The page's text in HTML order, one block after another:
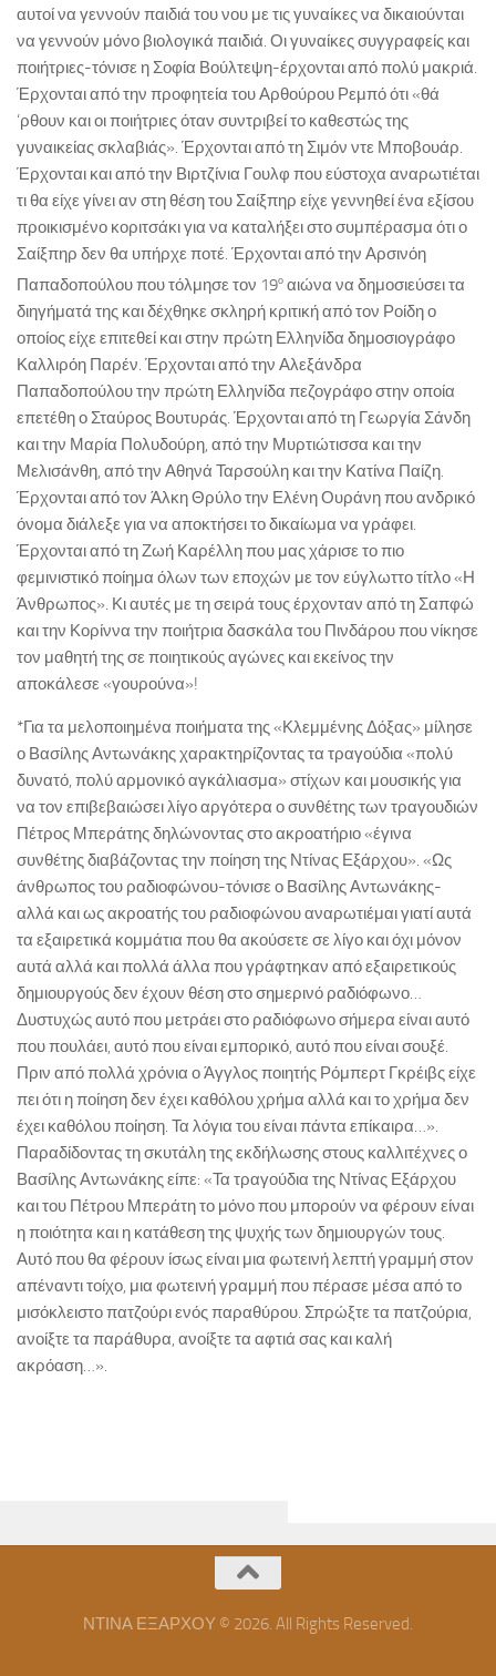
αυτοί να γεννούν παιδιά του νου με τις γυναίκες να δικαιούνται
να γεννούν μόνο βιολογικά παιδιά. Οι γυναίκες συγγραφείς και
ποιήτριες-τόνισε η Σοφία Βούλτεψη-έρχονται από πολύ μακριά.
Έρχονται από την προφητεία του Αρθούρου Ρεμπό ότι «θά
‘ρθουν και οι ποιήτριες όταν συντριβεί το καθεστώς της
γυναικείας σκλαβιάς». Έρχονται από τη Σιμόν ντε Μποβουάρ.
Έρχονται και από την Βιρτζίνια Γουλφ που εύστοχα αναρωτιέται
τι θα είχε γίνει αν στη θέση του Σαίξπηρ είχε γεννηθεί ένα εξίσου
προικισμένο κοριτσάκι για να καταλήξει στο συμπέρασμα ότι ο
Σαίξπηρ δεν θα υπήρχε ποτέ. Έρχονται από την Αρσινόη
Παπαδοπούλου που τόλμησε τον 19ο αιώνα να δημοσιεύσει τα
διηγήματά της και δέχθηκε σκληρή κριτική από τον Ροίδη ο
οποίος είχε επιτεθεί και στην πρώτη Ελληνίδα δημοσιογράφο
Καλλιρόη Παρέν. Έρχονται από την Αλεξάνδρα
Παπαδοπούλου την πρώτη Ελληνίδα πεζογράφο στην οποία
επετέθη ο Σταύρος Βουτυράς. Έρχονται από τη Γεωργία Σάνδη
και την Μαρία Πολυδούρη, από την Μυρτιώτισσα και την
Μελισάνθη, από την Αθηνά Ταρσούλη και την Κατίνα Παίζη.
Έρχονται από τον Άλκη Θρύλο την Ελένη Ουράνη που ανδρικό
όνομα διάλεξε για να αποκτήσει το δικαίωμα να γράφει.
Έρχονται από τη Ζωή Καρέλλη που μας χάρισε το πιο
φεμινιστικό ποίημα όλων των εποχών με τον εύγλωττο τίτλο «Η
Άνθρωπος». Κι αυτές με τη σειρά τους έρχονταν από τη Σαπφώ
και την Κορίννα την ποιήτρια δασκάλα του Πινδάρου που νίκησε
τον μαθητή της σε ποιητικούς αγώνες και εκείνος την
αποκάλεσε «γουρούνα»!
*Για τα μελοποιημένα ποιήματα της «Κλεμμένης Δόξας» μίλησε
ο Βασίλης Αντωνάκης χαρακτηρίζοντας τα τραγούδια «πολύ
δυνατό, πολύ αρμονικό αγκάλιασμα» στίχων και μουσικής για
να τον επιβεβαιώσει λίγο αργότερα ο συνθέτης των τραγουδιών
Πέτρος Μπεράτης δηλώνοντας στο ακροατήριο «έγινα
συνθέτης διαβάζοντας την ποίηση της Ντίνας Εξάρχου». «Ως
άνθρωπος του ραδιοφώνου-τόνισε ο Βασίλης Αντωνάκης-
αλλά και ως ακροατής του ραδιοφώνου αναρωτιέμαι γιατί αυτά
τα εξαιρετικά κομμάτια που θα ακούσετε σε λίγο και όχι μόνον
αυτά αλλά και πολλά άλλα που γράφτηκαν από εξαιρετικούς
δημιουργούς δεν έχουν θέση στο σημερινό ραδιόφωνο…
Δυστυχώς αυτό που μετράει στο ραδιόφωνο σήμερα είναι αυτό
που πουλάει, αυτό που είναι εμπορικό, αυτό που είναι σουξέ.
Πριν από πολλά χρόνια ο Άγγλος ποιητής Ρόμπερτ Γκρέιβς είχε
πει ότι η ποίηση δεν έχει καθόλου χρήμα αλλά και το χρήμα δεν
έχει καθόλου ποίηση. Τα λόγια του είναι πάντα επίκαιρα…».
Παραδίδοντας τη σκυτάλη της εκδήλωσης στους καλλιτέχνες ο
Βασίλης Αντωνάκης είπε: «Τα τραγούδια της Ντίνας Εξάρχου
και του Πέτρου Μπεράτη το μόνο που μπορούν να φέρουν είναι
η ποιότητα και η κατάθεση της ψυχής των δημιουργών τους.
Αυτό που θα φέρουν ίσως είναι μια φωτεινή λεπτή γραμμή στον
απέναντι τοίχο, μια φωτεινή γραμμή που πέρασε μέσα από το
μισόκλειστο πατζούρι ενός παραθύρου. Σπρώξτε τα πατζούρια,
ανοίξτε τα παράθυρα, ανοίξτε τα αφτιά σας και καλή
ακρόαση…».
ΝΤΙΝΑ ΕΞΑΡΧΟΥ © 2026. All Rights Reserved.